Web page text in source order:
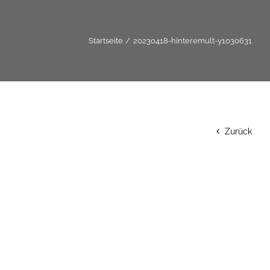
Startseite 20230418-hinteremult-y1030631
Zurück